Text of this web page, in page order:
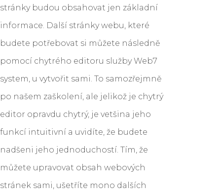
stránky budou obsahovat jen základní
informace. Další stránky webu, které
budete potřebovat si můžete následně
pomocí chytrého editoru služby Web7
system, u vytvořit sami. To samozřejmně
po našem zaškolení, ale jelikož je chytrý
editor opravdu chytrý, je vetšina jeho
funkcí intuitivní a uvidíte, že budete
nadšeni jeho jednoduchostí. Tím, že
můžete upravovat obsah webových
stránek sami, ušetříte mono dalších